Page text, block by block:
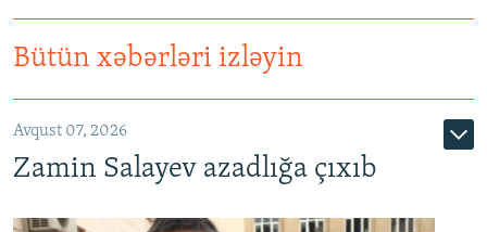
Bütün xəbərləri izləyin
Avqust 07, 2026
Zamin Salayev azadlığa çıxıb